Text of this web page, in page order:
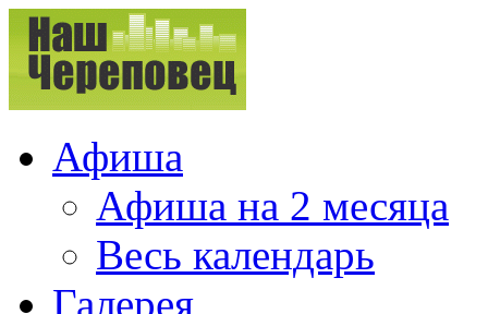
Афиша
Афиша на 2 месяца
Весь календарь
Галерея